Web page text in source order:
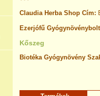
Claudia Herba Shop Cím:
Ezerjófű
Kőszeg
Biotéka Gyógynövény